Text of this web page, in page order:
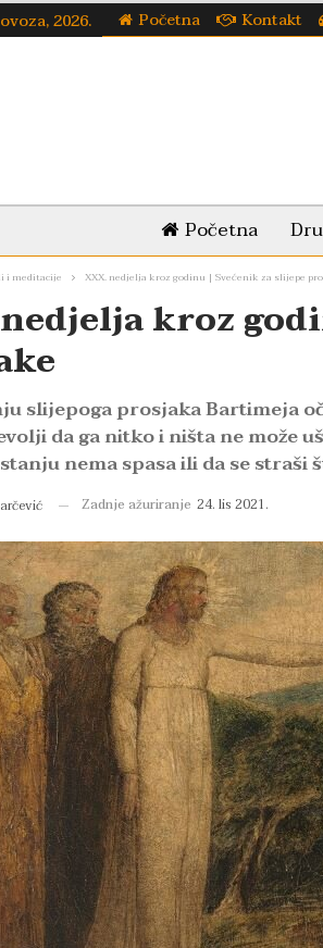
2026. Početna Kontakt
Početna
i meditacije XXX. nedjelja kroz godinu | Svećenik za slijepe
kroz
slijepoga prosjaka Bartimeja
da ga nitko i ništa ne može
nema spasa ili da se straši
Zadnje ažuriranje 24. lis 2021.